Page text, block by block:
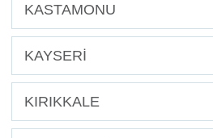
KASTAMONU
KAYSERİ
KIRIKKALE